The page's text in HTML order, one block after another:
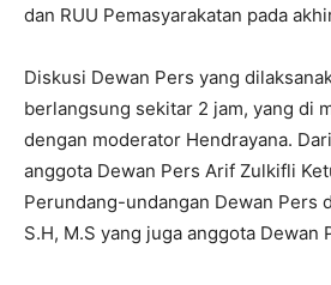
dan RUU Pemasyarakatan pada
Diskusi Dewan Pers yang
berlangsung sekitar 2 jam, yang di
dengan moderator Hendrayana.
anggota Dewan Pers Arif Zulkifli
Perundang-undangan Dewan Pers
S.H, M.S yang juga anggota Dewan